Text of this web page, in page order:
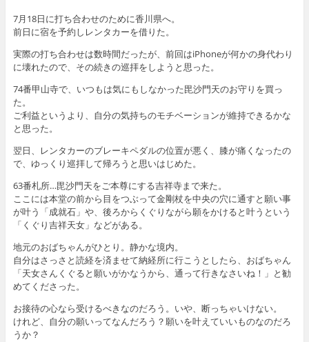
7月18日に打ち合わせのために香川県へ。
前日に宿を予約しレンタカーを借りた。
実際の打ち合わせは数時間だったが、前回はiPhoneが何かの身代わり
に壊れたので、その続きの巡拝をしようと思った。
74番甲山寺で、いつもは気にもしなかった毘沙門天のお守りを買っ
た。
ご利益というより、自分の気持ちのモチベーションが維持できるかな
と思った。
翌日、レンタカーのブレーキペダルの位置が悪く、膝が痛くなったの
で、ゆっくり巡拝して帰ろうと思いはじめた。
63番札所…毘沙門天をご本尊にする吉祥寺まで来た。
ここには本堂の前から目をつぶって金剛杖を中央の穴に通すと願い事
が叶う「成就石」や、後ろからくぐりながら願をかけると叶うという
「くぐり吉祥天女」などがある。
地元のおばちゃんがひとり。静かな境内。
自分はさっさと読経を済ませて納経所に行こうとしたら、おばちゃん
「天女さんくぐると願いがかなうから、通って行きなさいね！」と勧
めてくださった。
お接待の心なら受けるべきなのだろう。いや、断っちゃいけない。
けれど、自分の願いってなんだろう？願いを叶えていいものなのだろ
うか？